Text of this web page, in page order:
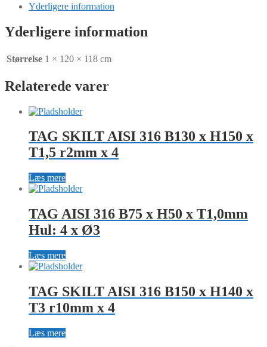
x
T1
Ø4x4
Yderligere information
Yderligere information
Størrelse 1 × 120 × 118 cm
Relaterede varer
TAG SKILT AISI 316 B130 x H150 x
T1,5 r2mm x 4
Læs mere
TAG AISI 316 B75 x H50 x T1,0mm
Hul: 4 x Ø3
Læs mere
TAG SKILT AISI 316 B150 x H140 x
T3 r10mm x 4
Læs mere